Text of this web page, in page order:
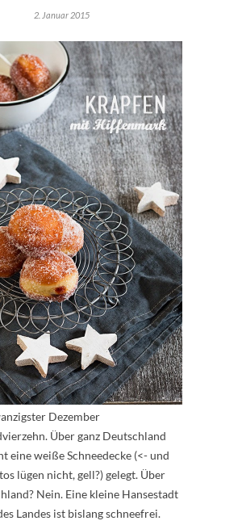
2. Januar 2015
Dezember
Über ganz Deutschland
eine weiße Schneedecke (<- und
lügen nicht, gell?) gelegt. Über
Nein. Eine kleine Hansestadt
Landes ist bislang schneefrei.